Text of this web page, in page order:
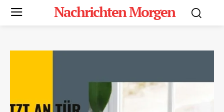
Nachrichten Morgen